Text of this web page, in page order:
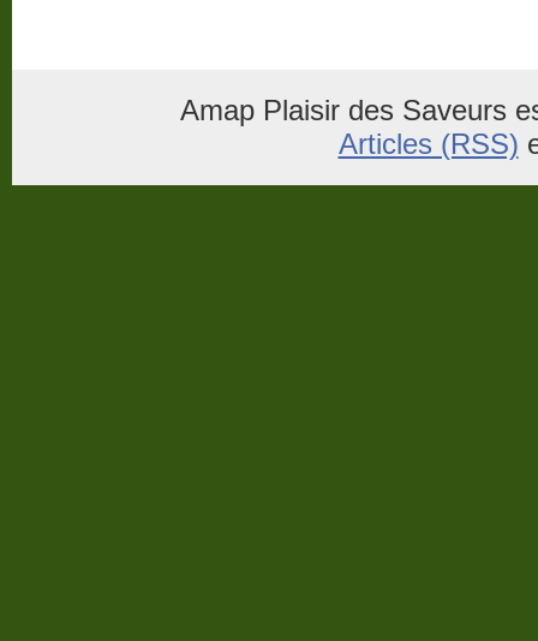
Amap Plaisir des Saveurs
Articles (RSS)